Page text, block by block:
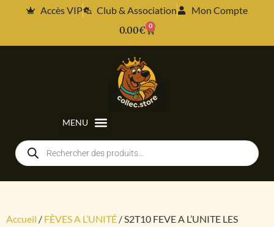
Accès VIP Club & Association
Mon Compte
0.00€ 0
Accueil / FÈVES A L’UNITÉ / S2T10 FEVE A L’UNITE LES